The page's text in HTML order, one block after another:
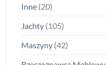
Inne (20)
Jachty (105)
Maszyny (42)